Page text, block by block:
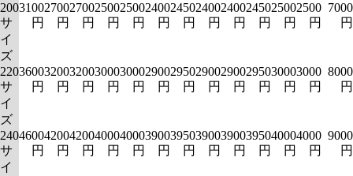
200
サ
イ
ズ
3100
円
2700
円
2700
円
2500
円
2500
円
2400
円
2450
円
2400
円
2400
円
2450
円
2500
円
2500
円
7000
円
220
サ
イ
ズ
3600
円
3200
円
3200
円
3000
円
3000
円
2900
円
2950
円
2900
円
2900
円
2950
円
3000
円
3000
円
8000
円
240
サ
イ
4600
円
4200
円
4200
円
4000
円
4000
円
3900
円
3950
円
3900
円
3900
円
3950
円
4000
円
4000
円
9000
円